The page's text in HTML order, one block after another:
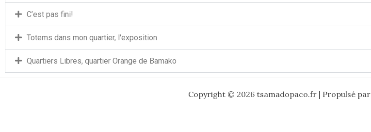
C’est pas fini!
Totems dans mon quartier, l'exposition
Quartiers Libres, quartier Orange de Bamako
Copyright © 2026 tsamadopaco.fr | Propulsé par